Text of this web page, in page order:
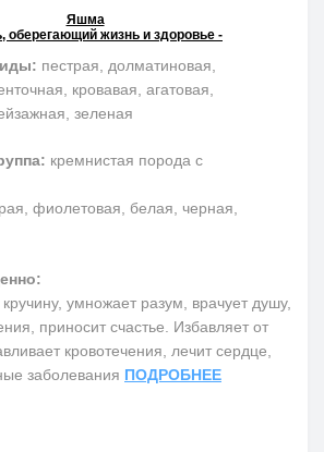
Яшма
оберегающий жизнь и здоровье -
пестрая, долматиновая,
кровавая, агатовая,
зеленая
кремнистая порода с
фиолетовая, белая, черная,
умножает разум, врачует душу,
приносит счастье. Избавляет от
кровотечения, лечит сердце,
заболевания ПОДРОБНЕЕ